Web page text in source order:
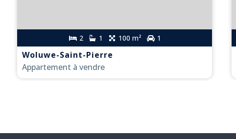
2 1 100 m² 1
Woluwe-Saint-Pierre
Appartement à vendre